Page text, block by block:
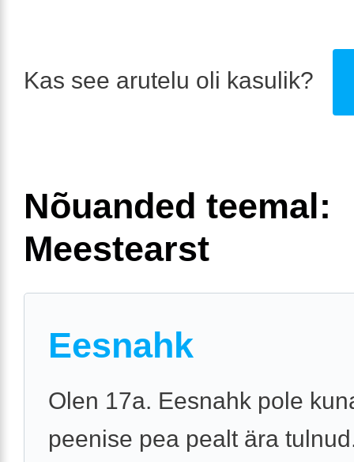
Kas see arutelu oli kasulik?
Nõuanded teemal:
Meestearst
Eesnahk
Olen 17a. Eesnahk pole
peenise pea pealt ära